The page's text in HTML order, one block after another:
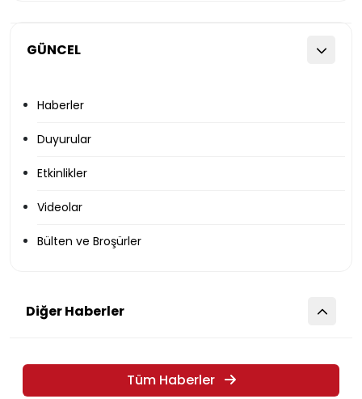
GÜNCEL
Haberler
Duyurular
Etkinlikler
Videolar
Bülten ve Broşürler
Diğer Haberler
Tüm Haberler